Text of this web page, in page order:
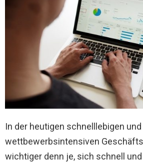
In der heutigen schnelllebigen und
wettbewerbsintensiven
wichtiger denn je, sich schnell